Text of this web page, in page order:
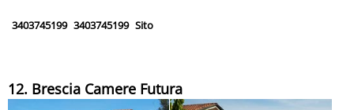
3403745199 3403745199 Sito
12. Brescia Camere Futura